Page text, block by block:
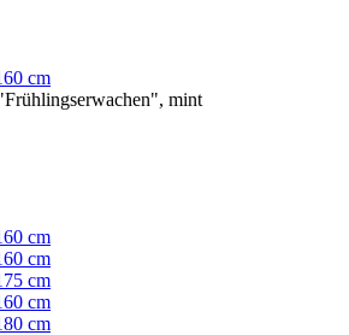
cm
mint
cm
cm
cm
cm
cm